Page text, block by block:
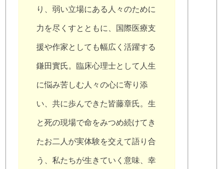
り、弱い立場にある人々のために
力を尽くすとともに、国際医療支
援や作家としても幅広く活躍する
鎌田實氏。臨床心理士として人生
に悩み苦しむ人々の心に寄り添
い、共に歩んできた皆藤章氏。生
と死の現場で命をみつめ続けてき
たお二人が実体験を交えて語り合
う、私たちが生きていく意味、幸